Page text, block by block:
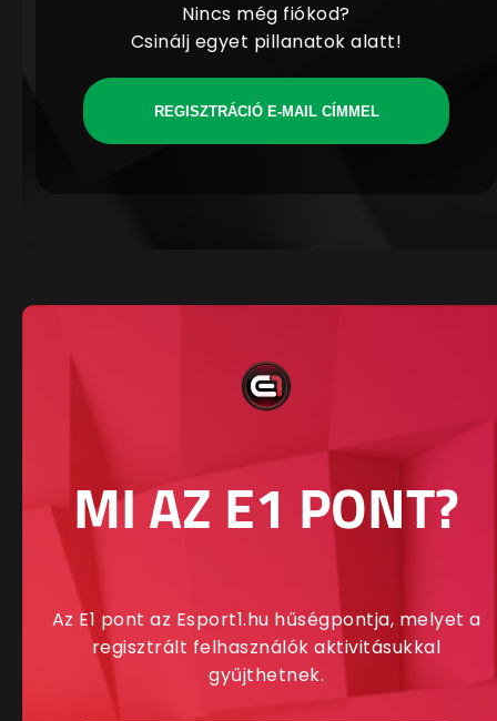
Nincs még fiókod?
Csinálj egyet pillanatok alatt!
REGISZTRÁCIÓ E-MAIL CÍMMEL
MI AZ E1 PONT?
Az E1 pont az Esport1.hu hűségpontja, melyet a
regisztrált felhasználók aktivitásukkal
gyűjthetnek.